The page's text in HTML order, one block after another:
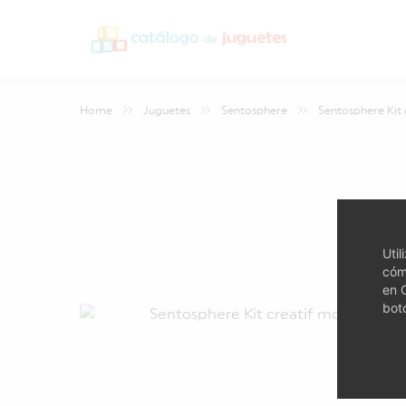
Home Juguetes Sentosphere Sentosphere
en